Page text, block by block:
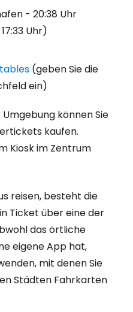
- 20:38 Uhr
Uhr)
(geben Sie die
ein)
können Sie
kaufen.
Kiosk im Zentrum
reisen, besteht die
Ticket über eine der
das örtliche
eigene App hat,
mit denen Sie
Städten Fahrkarten